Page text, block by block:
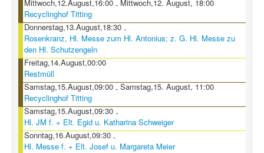
Mittwoch,12.August,16:00 - Mittwoch,12. August, 18:00
Recyclinghof Titting
Donnerstag,13.August,18:30 -
Rosenkranz, Hl. Messe zum Hl. Antonius; z. G. Hl. Messe zu
den Hl. Schutzengeln
Freitag,14.August,00:00
Restmüll
Samstag,15.August,09:00 - Samstag,15. August, 11:00
Recyclinghof Titting
Samstag,15.August,09:30 -
Hl. JM f. + Elt. Egid u. Katharina Schweiger
Sonntag,16.August,09:30 -
Hl. Messe f. + Elt. Josef u. Margareta Meier